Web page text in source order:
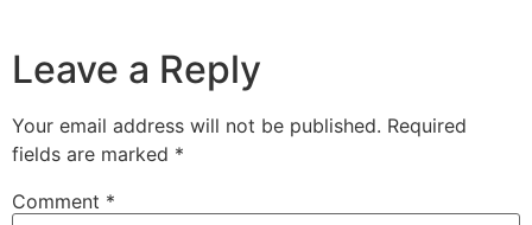
Leave a Reply
Your email address will not be published. Required
fields are marked *
Comment *